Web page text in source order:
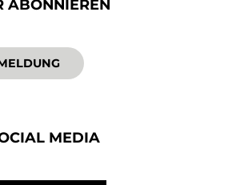
ABONNIEREN
MEDIA